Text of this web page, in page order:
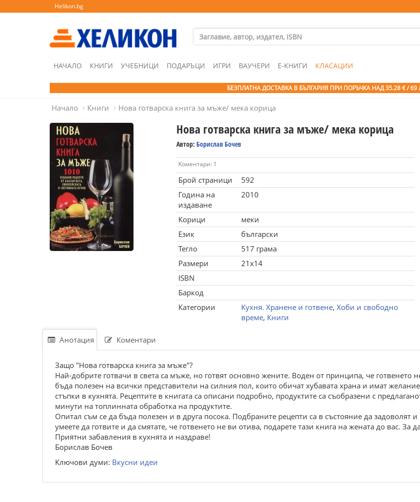
Helikon.bg
НАЧАЛО КНИГИ УЧЕБНИЦИ ПОДАРЪЦИ ИГРИ ВАУЧЕРИ Е-КНИГИ КЛАСАЦИИ
БЕЗПЛАТНА ДОСТАВКА В БЪЛГАРИЯ ПРИ ПОРЪЧКА НАД 35.28 € / 69
Начало Книги Нова готварска книга за мъже/ мека корица
Нова готварска книга за мъже/ мека корица
Автор: Борислав Бочев
Коментари: 1
Брой страници
592
Година на
издаване
2010
Корици
меки
Език
български
Тегло
517 грама
Размери
21x14
ISBN
Баркод
Категории
Кухня. Хранене и готвене, Хоби и свободно
време, Книги
Анотация Коментари
Защо "Нова готварска книга за мъже"?
Най-добрите готвачи в света са мъже, но готвят основно жените. Воден от принципа, че готвенето
бъда полезен на всички представители на силния пол, които обичат хубавата храна и имат
стъпки в кухнята. Рецептите в книгата са описани подробно, продуктите са съобразени с
минути на топлинната обработка на продуктите.
Опитал съм се да бъда полезен и в друга посока. Подбраните рецепти са в състояние да
умеете да готвите и да смятате, че готвенето не ви отива, подарете тази книга на жената до вас. За
Приятни забавления в кухнята и наздраве!
Борислав Бочев
Ключови думи: Вкусни идеи